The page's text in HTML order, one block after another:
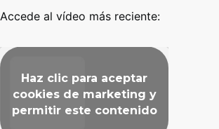
Accede al vídeo más reciente:
Haz clic para aceptar
cookies de marketing y
permitir este contenido